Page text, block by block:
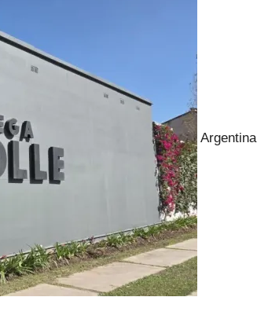
Argentina